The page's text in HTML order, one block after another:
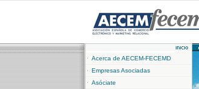
Acerca de AECEM-FECEMD
Empresas Asociadas
Asóciate